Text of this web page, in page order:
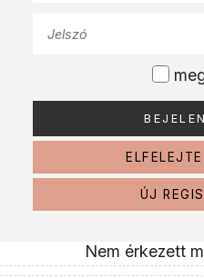
ÚJ
Nem érkezett